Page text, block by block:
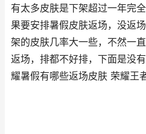
有太多皮肤是下架超过一年完
果要安排暑假皮肤返场，没返
架的皮肤几率大一些，不然一
返场，排都不好排，下面是没
耀暑假有哪些返场皮肤 荣耀王